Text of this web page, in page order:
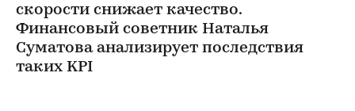
скорости снижает качество.
Финансовый советник Наталья
Суматова анализирует последствия
таких KPI